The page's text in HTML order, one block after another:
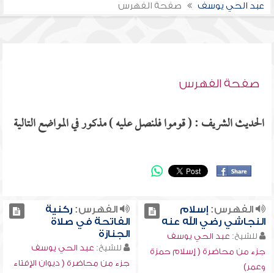
عبد الحي يوسف
صفحة الفهرس
صفحة الفهرس
الحديث الشريف : ( قوموا فلنصل عليه ) مذكور في المواضع التالية
الفهرس:إسلام
النجاشي رضي الله عنه
للشيخ: عبد الحي يوسف
جزء من محاضرة ( إسلام حمزة
وعمر)
الفهرس:ركنية
الفاتحة في صلاة
الجنازة
للشيخ: عبد الحي يوسف
جزء من محاضرة ( ديوان الإفتاء